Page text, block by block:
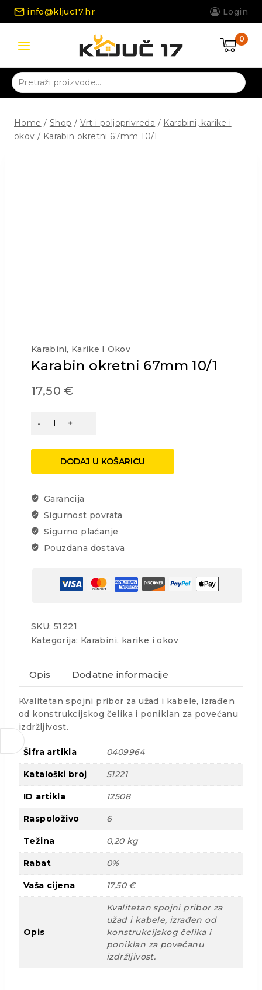
Skip
info@kljuc17.hr Login
0
Pretraži:
Home / Shop / Vrt i poljoprivreda / Karabini, karike i
okov / Karabin okretni 67mm 10/1
Karabini, Karike I Okov
Karabin okretni 67mm 10/1
17,50 €
DODAJ U KOŠARICU
Garancija
Sigurnost povrata
Sigurno plaćanje
Pouzdana dostava
SKU: 51221
Kategorija: Karabini, karike i okov
Opis Dodatne informacije
Kvalitetan spojni pribor za užad i kabele, izrađen
od konstrukcijskog čelika i poniklan za povećanu
izdržljivost.
Šifra artikla 0409964
Kataloški broj 51221
ID artikla 12508
Raspoloživo 6
Težina 0,20 kg
Rabat 0%
Vaša cijena 17,50 €
Opis
Kvalitetan spojni pribor za
užad i kabele, izrađen od
konstrukcijskog čelika i
poniklan za povećanu
izdržljivost.